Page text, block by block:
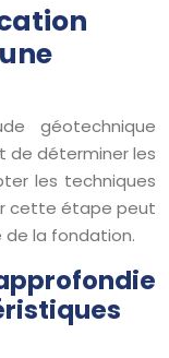
géotechnique
de déterminer les
les techniques
cette étape peut
la fondation.